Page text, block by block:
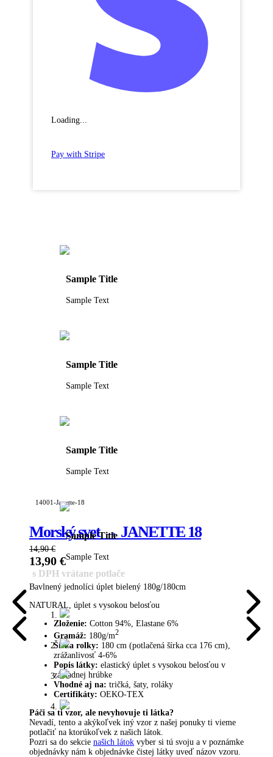
Loading...
Pay with Stripe
Sample Title
Sample Text
Sample Title
Sample Text
Sample Title
Sample Text
Sample Title
Sample Text
14001-Janette-18
Morský svet → JANETTE 18
14,90€
13,90 €
s DPH vrátane potlače
Bavlnený jednolíci úplet bielený 180g/180cm
NATURAL, úplet s vysokou belosťou
Zloženie: Cotton 94%, Elastane 6%
Gramáž: 180g/m2
Šírka rolky: 180 cm (potlačená šírka cca 176 cm),
zrážanlivosť 4-6%
Popis látky: elastický úplet s vysokou belosťou v
základnej hrúbke
Vhodné aj na: tričká, šaty, roláky
Certifikáty: OEKO-TEX
Páči sa ti vzor, ​​ale nevyhovuje ti látka?
Nevadí, tento a akýkoľvek iný vzor z našej ponuky ti vieme
potlačiť na ktorúkoľvek z našich látok.
Pozri sa do sekcie našich látok vyber si tú svoju a v poznámke
objednávky nám k objednávke čistej látky uveď názov vzoru.